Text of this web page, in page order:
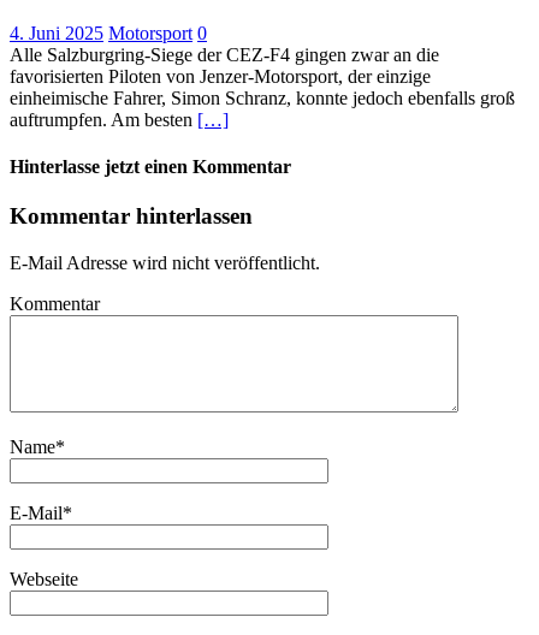
4. Juni 2025 Motorsport 0
Alle Salzburgring-Siege der CEZ-F4 gingen zwar an die
favorisierten Piloten von Jenzer-Motorsport, der einzige
einheimische Fahrer, Simon Schranz, konnte jedoch ebenfalls groß
auftrumpfen. Am besten […]
Hinterlasse jetzt einen Kommentar
Kommentar hinterlassen
E-Mail Adresse wird nicht veröffentlicht.
Kommentar
Name*
E-Mail*
Webseite